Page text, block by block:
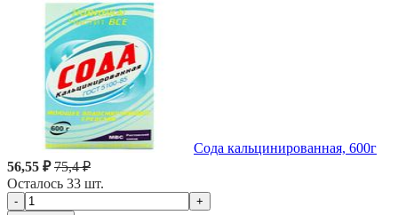
Сода кальцинированная, 600г
56,55 ₽75,4 ₽
Осталось 33 шт.
-
+